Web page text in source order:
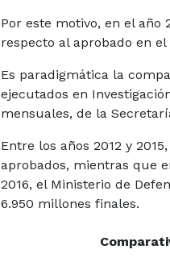
Por este motivo, en el
respecto al aprobado en
Es paradigmática la
ejecutados en
mensuales, de la
Entre los años 2012 y
aprobados, mientras que
2016, el Ministerio de
6.950 millones finales.